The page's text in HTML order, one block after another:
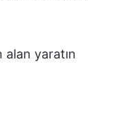
alan yaratın